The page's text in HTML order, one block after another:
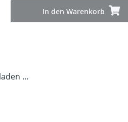
In den Warenkorb
...